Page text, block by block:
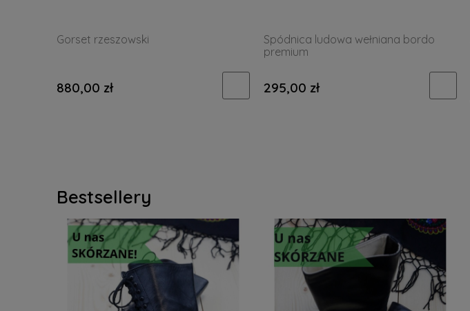
Gorset rzeszowski
880,00 zł
Spódnica ludowa wełniana bordo
premium
295,00 zł
Bestsellery